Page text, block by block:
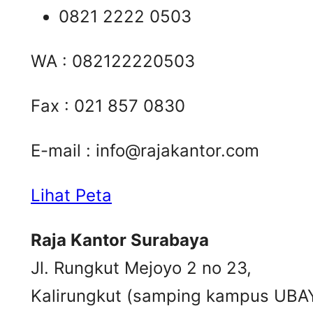
0821 2222 0503
WA : 082122220503
Fax : 021 857 0830
E-mail : info@rajakantor.com
Lihat Peta
Raja Kantor Surabaya
Jl. Rungkut Mejoyo 2 no 23,
Kalirungkut (samping kampus